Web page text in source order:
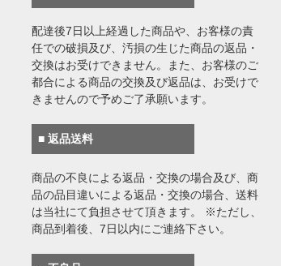
配達後7日以上経過した商品や、お客様の責
任での破損及び、汚損の生じた商品の返品・
交換はお受けできません。また、お客様のご
都合による商品の交換及び返品は、お受けで
きませんので予めご了承願います。
■ 返品送料
商品の不良による返品・交換の場合及び、商
品の品目違いによる返品・交換の場合、送料
は当社にて負担させて頂きます。 ※ただし、
商品到着後、7日以内にご連絡下さい。